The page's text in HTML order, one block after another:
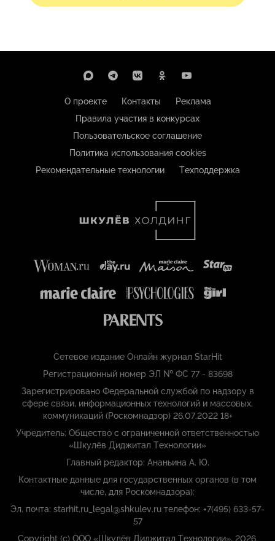
О проекте Контакты
Реклама
Правила участия в конкурсах
Пользовательское соглашение
Политика использования cookies
Рекомендательные технологии
Техподдержка
Сетевое издание Онлайн журнал StarHit
Регистрационный номер ЭЛ № ФС 77 - 83698
Зарегистрировано Федеральной службой по надзору в
сфере связи, информационных технологий и массовых,
коммуникаций (Роскомнадзор) 26.07.2022 18+
Учредитель: Общество с ограниченной ответственностью
«Шкулёв Диджитал Технологии»
Главный редактор: Ананьина А. Ю.
Контактные данные для государственных органов (в том
числе, для Роскомнадзора):
Эл. почта: starhit.ru_legal@shkulev.ru телефон: +7(495) 633-57-
57
Copyright (с) ООО «Шкулёв Диджитал Технологии», 2026.